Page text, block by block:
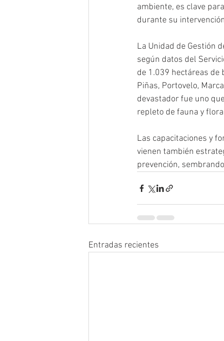
ambiente, es clave
durante su
La Unidad de Gestión
según datos del
de 1.039 hectáreas de
Piñas, Portovelo,
devastador fue uno
repleto de fauna y
Las capacitaciones y
vienen también
prevención,
Entradas recientes